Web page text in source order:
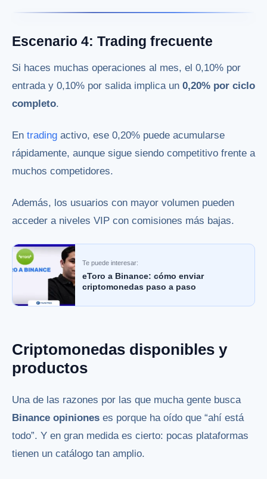
Escenario 4: Trading frecuente
Si haces muchas operaciones al mes, el 0,10% por
entrada y 0,10% por salida implica un 0,20% por ciclo
completo.
En trading activo, ese 0,20% puede acumularse
rápidamente, aunque sigue siendo competitivo frente a
muchos competidores.
Además, los usuarios con mayor volumen pueden
acceder a niveles VIP con comisiones más bajas.
Te puede interesar:
eToro a Binance: cómo enviar
criptomonedas paso a paso
Criptomonedas disponibles y
productos
Una de las razones por las que mucha gente busca
Binance opiniones es porque ha oído que “ahí está
todo”. Y en gran medida es cierto: pocas plataformas
tienen un catálogo tan amplio.